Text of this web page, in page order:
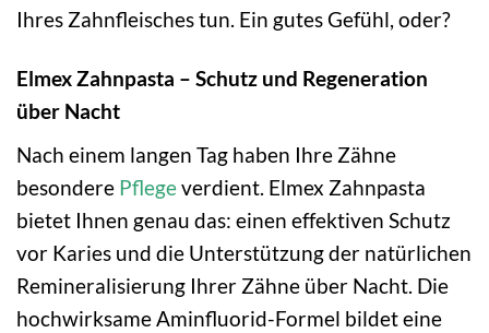
Ihres Zahnfleisches tun. Ein gutes Gefühl, oder?
Elmex Zahnpasta – Schutz und Regeneration
über Nacht
Nach einem langen Tag haben Ihre Zähne
besondere Pflegeverdient. Elmex Zahnpasta
bietet Ihnen genau das: einen effektiven Schutz
vor Karies und die Unterstützung der natürlichen
Remineralisierung Ihrer Zähne über Nacht. Die
hochwirksame Aminfluorid-Formel bildet eine